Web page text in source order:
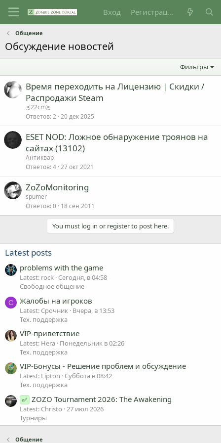
Вход Регистрация
Общение
Обсуждение новостей
Фильтры
Время переходить на Лицензию | Скидки /
Распродажи Steam
≾22cm≿
Ответов 2 20 дек 2025
ESET NOD: Ложное обнаружение троянов на
сайтах (13102)
Антиквар
Ответов 4 27 окт 2021
ZoZoMonitoring
spumer
Ответов 0 18 сен 2011
You must log in or register to post here.
Latest posts
problems with the game
Latest: rock Сегодня, в 04:58
Свободное общение
С Жалобы на игроков
Latest: Срочник Вчера, в 13:53
Тех. поддержка
VIP-приветствие
Latest: Hera Понедельник в 02:26
Тех. поддержка
VIP-Бонусы - Решение проблем и обсуждение
Latest: Lipton
Суббота в 08:42
Тех. поддержка
✅ ZOZO Tournament 2026: The Awakening
Latest: Christo
27 июл 2026
Турниры
Общение